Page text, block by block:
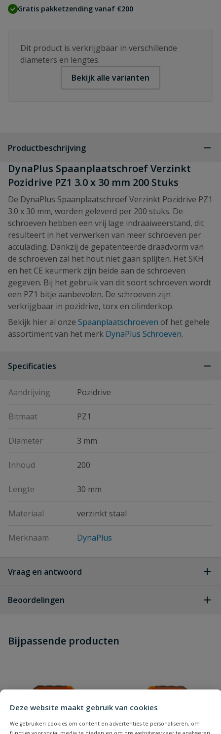
Deze website maakt gebruik van cookies
We gebruiken cookies om content en advertenties te personaliseren, om
Gratis pakketzending vanaf €200
Dit product is verkrijgbaar in verschillende
diameters en lengtes.
Bekijk alle varianten
Productbeschrijving
DynaPlus Spaanplaatschroef Verzinkt
Pozidrive PZ1 3.0 x 30 mm 200 Stuks
De DynaPlus Spaanplaatschroef Verzinkt Pozidrive PZ1
3.0 x 30 mm, worden geleverd per 200 stuks. De
schroeven hebben een vrij lage indraaiweerstand, dit
resulteert in het verwerken van meer schroeven per
acculading. Dankzij de gepatenteerde draadvorm van
de schroeven zal het hout niet gaan splijten. Het SKH
en het CE keurmerk zijn beide aan de schroeven
gegeven. Bij het gebruik van dit soort schroeven wordt
een PZ1 bitje aanbevolen. De schroeven zijn
verkrijgbaar in pozidrive, torx en cilinderkop.
Bekijk hier al onze Spaanplaatschroeven of het gehele
assortiment van het merk DynaPlus Schroeven.
Specificaties
Aandrijving Pozidrive
Bitmaat PZ1
Diameter 3 mm
Inhoud 200
Lengte 30 mm
Materiaal verzinkt staal
Merknaam DynaPlus
Vraag en antwoord
dit product?
Beoordelingen
Schrijf zelf een beoordeling
Bijpassende producten